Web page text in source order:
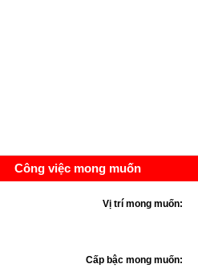
Công việc mong muốn
Vị trí mong muốn:
Cấp bậc mong muốn: